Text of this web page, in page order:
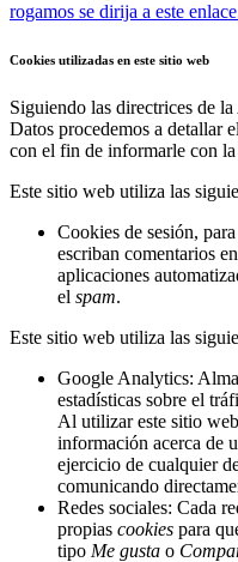
rogamos se dirija a este
Cookies utilizadas en este sitio web
Siguiendo las directrices de
Datos procedemos a detallar
con el fin de informarle con
Este sitio web utiliza las
Cookies de sesión,
escriban comentarios
aplicaciones
el spam.
Este sitio web utiliza las
Google Analytics:
estadísticas sobre el
Al utilizar este sitio
información acerca de
ejercicio de cualquier
comunicando
Redes sociales: Cada
propias cookies para
tipo Me gusta o